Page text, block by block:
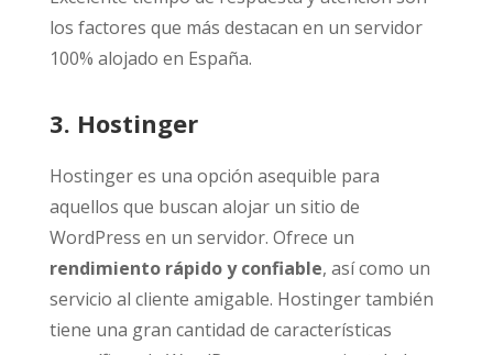
los factores que más destacan en un servidor
100% alojado en España.
3. Hostinger
Hostinger es una opción asequible para
aquellos que buscan alojar un sitio de
WordPress en un servidor. Ofrece un
rendimiento rápido y confiable, así como un
servicio al cliente amigable. Hostinger también
tiene una gran cantidad de características